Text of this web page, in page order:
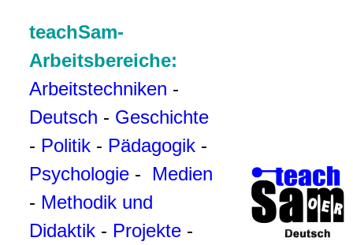
teachSam-
Arbeitsbereiche:
Arbeitstechniken -
Deutsch - Geschichte
- Politik - Pädagogik -
Psychologie - Medien
- Methodik und
Didaktik - Projekte -